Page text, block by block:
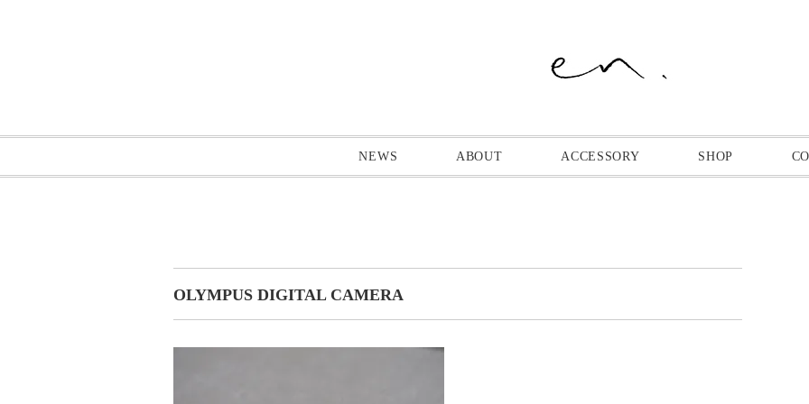
NEWS ABOUT ACCESSORY SHOP
OLYMPUS DIGITAL CAMERA